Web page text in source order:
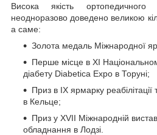
Висока якість ортопедичного
неодноразово доведено великою
а саме:
Золота медаль Міжнародної
Перше місце в XI
діабету Diabetica Expo в Торуні;
Приз в IX ярмарку
в Кельце;
Приз у XVII Міжнародній
обладнання в Лодзі.